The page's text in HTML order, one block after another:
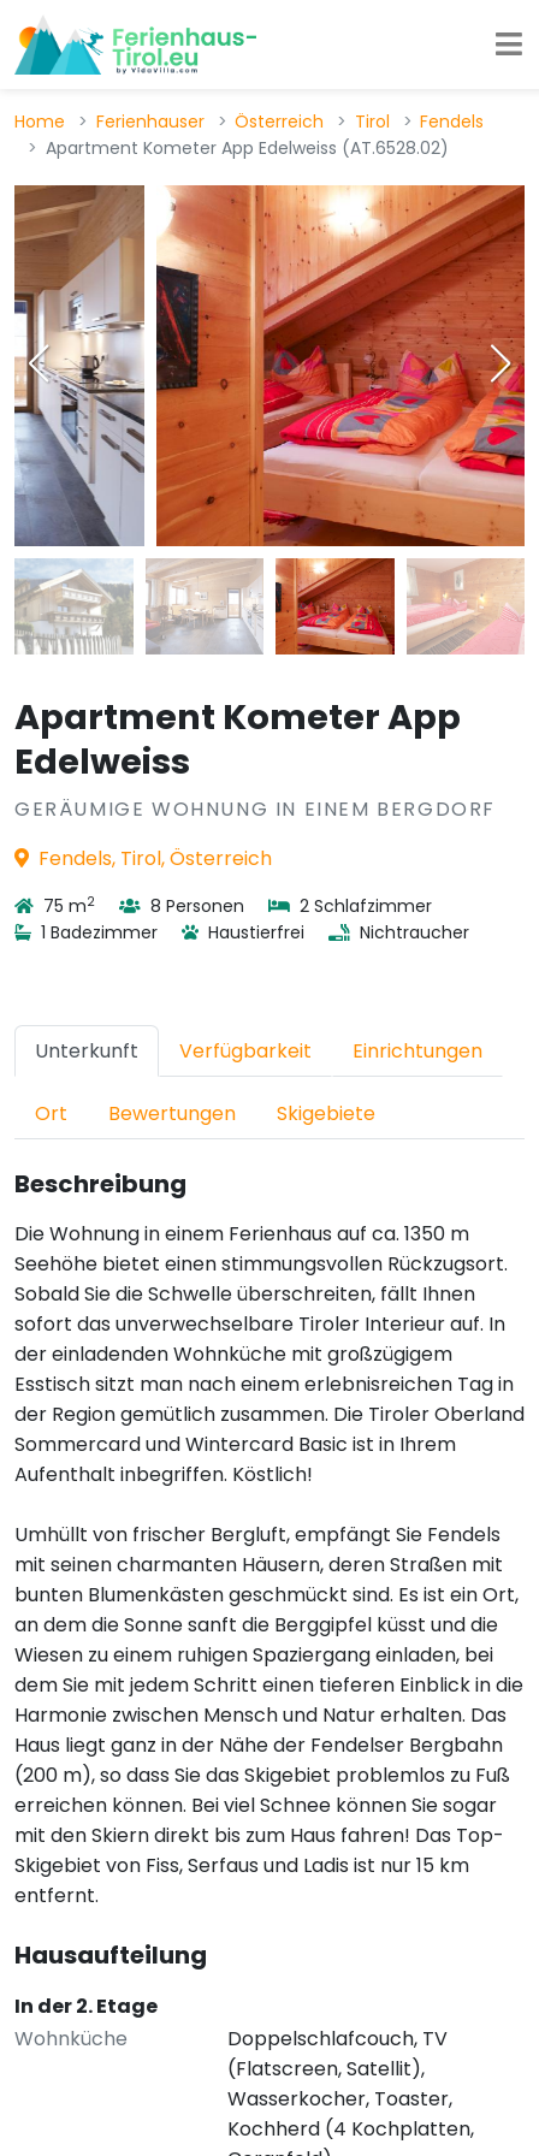
Home Ferienhauser Österreich Tirol
Fendels
Apartment Kometer App Edelweiss (AT.6528.02)
Apartment Kometer App
Edelweiss
GERÄUMIGE WOHNUNG IN EINEM BERGDORF
Fendels, Tirol, Österreich
75 m2 8 Personen
2 Schlafzimmer
1 Badezimmer
Haustierfrei Nichtraucher
Unterkunft Verfügbarkeit Einrichtungen
Ort Bewertungen Skigebiete
Beschreibung
Die Wohnung in einem Ferienhaus auf ca. 1350 m
Seehöhe bietet einen stimmungsvollen Rückzugsort.
Sobald Sie die Schwelle überschreiten, fällt Ihnen
sofort das unverwechselbare Tiroler Interieur auf. In
der einladenden Wohnküche mit großzügigem
Esstisch sitzt man nach einem erlebnisreichen Tag in
der Region gemütlich zusammen. Die Tiroler Oberland
Sommercard und Wintercard Basic ist in Ihrem
Aufenthalt inbegriffen. Köstlich!
Umhüllt von frischer Bergluft, empfängt Sie Fendels
mit seinen charmanten Häusern, deren Straßen mit
bunten Blumenkästen geschmückt sind. Es ist ein Ort,
an dem die Sonne sanft die Berggipfel küsst und die
Wiesen zu einem ruhigen Spaziergang einladen, bei
dem Sie mit jedem Schritt einen tieferen Einblick in die
Harmonie zwischen Mensch und Natur erhalten. Das
Haus liegt ganz in der Nähe der Fendelser Bergbahn
(200 m), so dass Sie das Skigebiet problemlos zu Fuß
erreichen können. Bei viel Schnee können Sie sogar
mit den Skiern direkt bis zum Haus fahren! Das Top-
Skigebiet von Fiss, Serfaus und Ladis ist nur 15 km
entfernt.
Hausaufteilung
In der 2. Etage
Wohnküche
Doppelschlafcouch, TV
(Flatscreen, Satellit),
Wasserkocher, Toaster,
Kochherd (4 Kochplatten,